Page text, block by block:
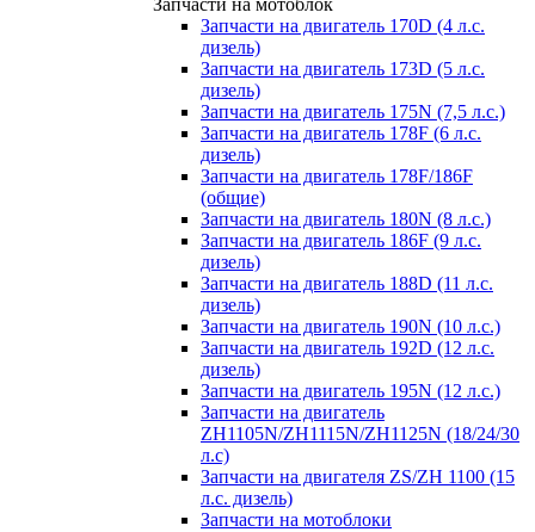
Запчасти на мотоблок
Запчасти на двигатель 170D (4 л.с.
дизель)
Запчасти на двигатель 173D (5 л.с.
дизель)
Запчасти на двигатель 175N (7,5 л.с.)
Запчасти на двигатель 178F (6 л.с.
дизель)
Запчасти на двигатель 178F/186F
(общие)
Запчасти на двигатель 180N (8 л.с.)
Запчасти на двигатель 186F (9 л.с.
дизель)
Запчасти на двигатель 188D (11 л.с.
дизель)
Запчасти на двигатель 190N (10 л.с.)
Запчасти на двигатель 192D (12 л.с.
дизель)
Запчасти на двигатель 195N (12 л.с.)
Запчасти на двигатель
ZH1105N/ZH1115N/ZH1125N (18/24/30
л.с)
Запчасти на двигателя ZS/ZH 1100 (15
л.с. дизель)
Запчасти на мотоблоки